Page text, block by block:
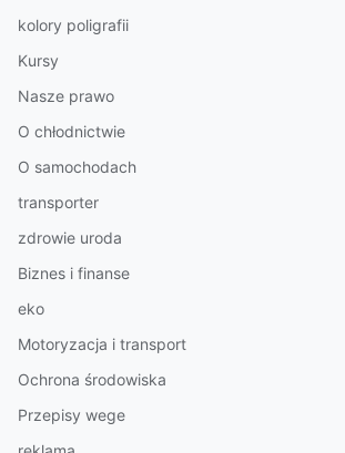
kolory poligrafii
Kursy
Nasze prawo
O chłodnictwie
O samochodach
transporter
zdrowie uroda
Biznes i finanse
eko
Motoryzacja i transport
Ochrona środowiska
Przepisy wege